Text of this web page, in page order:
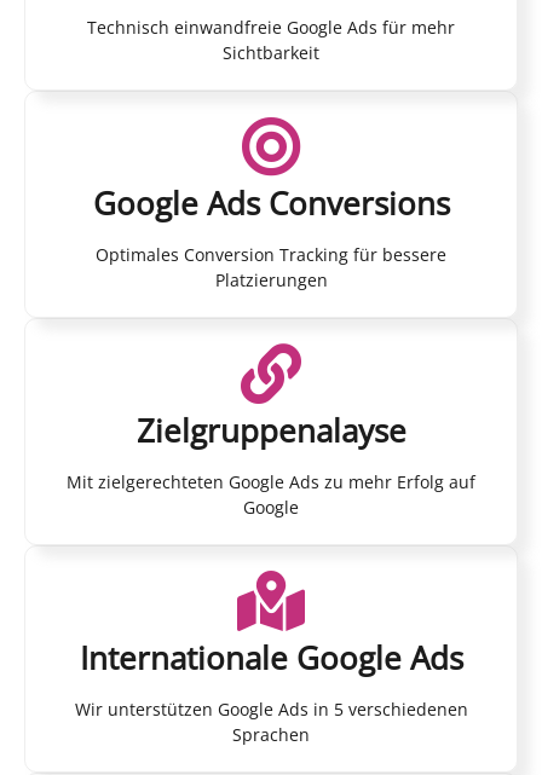
Technisch einwandfreie Google Ads für mehr
Sichtbarkeit
Google Ads Conversions
Optimales Conversion Tracking für bessere
Platzierungen
Zielgruppenalayse
Mit zielgerechteten Google Ads zu mehr Erfolg auf
Google
Internationale Google Ads
Wir unterstützen Google Ads in 5 verschiedenen
Sprachen